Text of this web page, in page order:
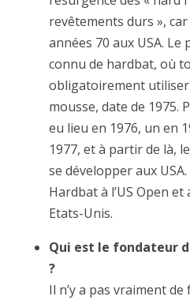
revêtements durs »,
années 70 aux USA.
connu de hardbat, où
obligatoirement
mousse, date de 1975.
eu lieu en 1976, un en
1977, et à partir de là,
se développer aux
Hardbat à l’US Open
Etats-Unis.
Qui est le fondateur
?
Il n’y a pas vraiment